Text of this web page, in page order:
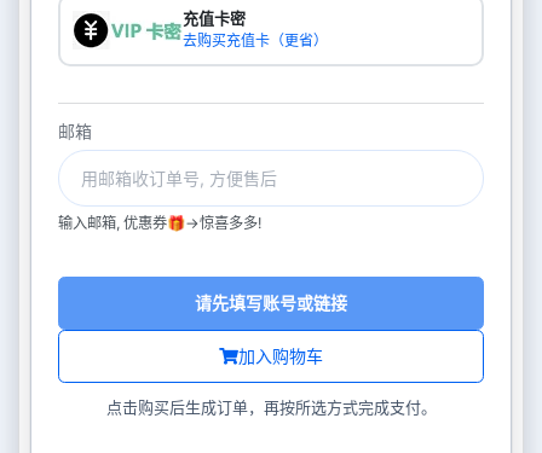
充值卡密
去购买充值卡（更省）
邮箱
输入邮箱, 优惠券🎁->惊喜多多!
加入购物车
请先填写账号或链接
点击购买后生成订单，再按所选方式完成支付。